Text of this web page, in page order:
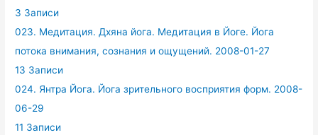
3 Записи
023. Медитация. Дхяна йога. Медитация в Йоге. Йога
потока внимания, сознания и ощущений. 2008-01-27
13 Записи
024. Янтра Йога. Йога зрительного восприятия форм. 2008-
06-29
11 Записи